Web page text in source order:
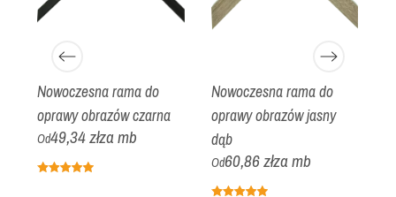
Nowoczesna rama do
oprawy obrazów czarna
Od49,34 złza mb
Nowoczesna rama do
oprawy obrazów jasny
dąb
Od60,86 złza mb